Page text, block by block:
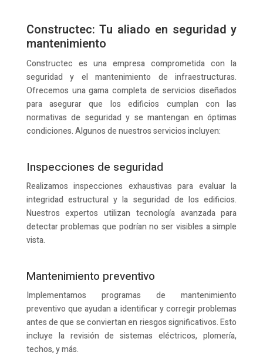
Constructec: Tu aliado en seguridad y
mantenimiento
Constructec es una empresa comprometida con la
seguridad y el mantenimiento de infraestructuras.
Ofrecemos una gama completa de servicios diseñados
para asegurar que los edificios cumplan con las
normativas de seguridad y se mantengan en óptimas
condiciones. Algunos de nuestros servicios incluyen:
Inspecciones de seguridad
Realizamos inspecciones exhaustivas para evaluar la
integridad estructural y la seguridad de los edificios.
Nuestros expertos utilizan tecnología avanzada para
detectar problemas que podrían no ser visibles a simple
vista.
Mantenimiento preventivo
Implementamos programas de mantenimiento
preventivo que ayudan a identificar y corregir problemas
antes de que se conviertan en riesgos significativos. Esto
incluye la revisión de sistemas eléctricos, plomería,
techos, y más.